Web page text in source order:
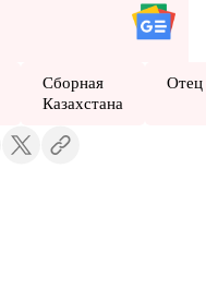
Сборная
Казахстана
Отец